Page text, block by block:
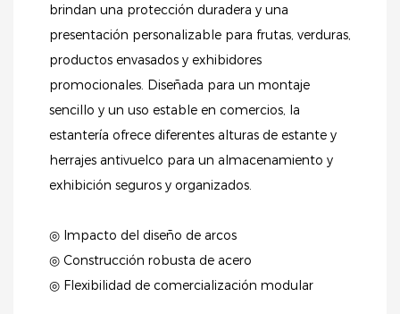
brindan una protección duradera y una
presentación personalizable para frutas, verduras,
productos envasados ​​y exhibidores
promocionales. Diseñada para un montaje
sencillo y un uso estable en comercios, la
estantería ofrece diferentes alturas de estante y
herrajes antivuelco para un almacenamiento y
exhibición seguros y organizados.
◎ Impacto del diseño de arcos
◎ Construcción robusta de acero
◎ Flexibilidad de comercialización modular